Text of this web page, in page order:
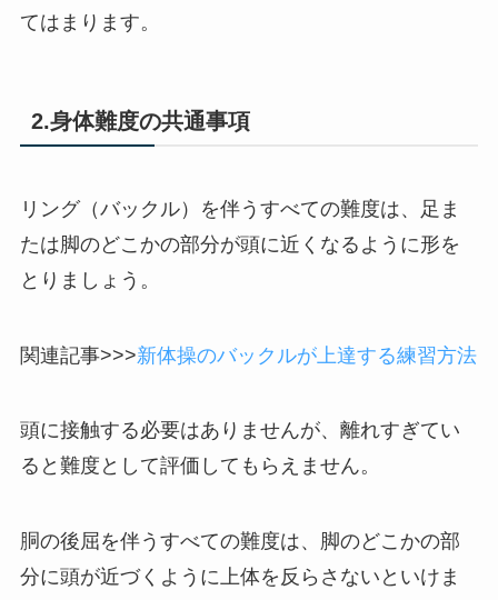
てはまります。
2.身体難度の共通事項
リング（バックル）を伴うすべての難度は、足ま
たは脚のどこかの部分が頭に近くなるように形を
とりましょう。
関連記事>>>新体操のバックルが上達する練習方法
頭に接触する必要はありませんが、離れすぎてい
ると難度として評価してもらえません。
胴の後屈を伴うすべての難度は、脚のどこかの部
分に頭が近づくように上体を反らさないといけま